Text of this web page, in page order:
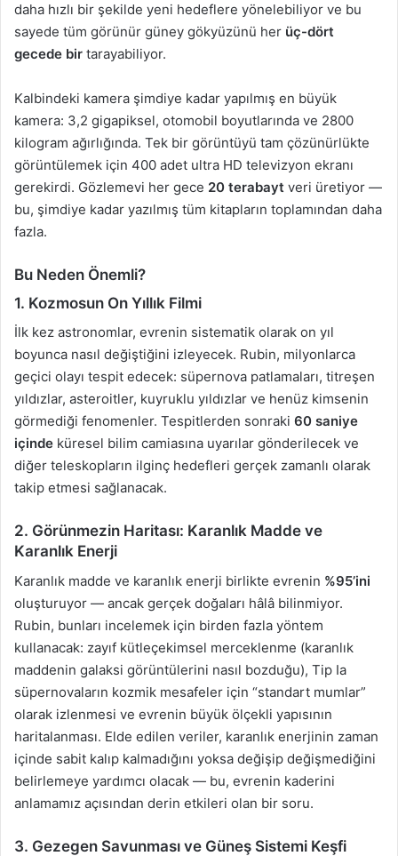
daha hızlı bir şekilde yeni hedeflere yönelebiliyor ve bu
sayede tüm görünür güney gökyüzünü her üç-dört
gecede bir tarayabiliyor.
Kalbindeki kamera şimdiye kadar yapılmış en büyük
kamera: 3,2 gigapiksel, otomobil boyutlarında ve 2800
kilogram ağırlığında. Tek bir görüntüyü tam çözünürlükte
görüntülemek için 400 adet ultra HD televizyon ekranı
gerekirdi. Gözlemevi her gece 20 terabayt veri üretiyor —
bu, şimdiye kadar yazılmış tüm kitapların toplamından daha
fazla.
Bu Neden Önemli?
1. Kozmosun On Yıllık Filmi
İlk kez astronomlar, evrenin sistematik olarak on yıl
boyunca nasıl değiştiğini izleyecek. Rubin, milyonlarca
geçici olayı tespit edecek: süpernova patlamaları, titreşen
yıldızlar, asteroitler, kuyruklu yıldızlar ve henüz kimsenin
görmediği fenomenler. Tespitlerden sonraki 60 saniye
içinde küresel bilim camiasına uyarılar gönderilecek ve
diğer teleskopların ilginç hedefleri gerçek zamanlı olarak
takip etmesi sağlanacak.
2. Görünmezin Haritası: Karanlık Madde ve
Karanlık Enerji
Karanlık madde ve karanlık enerji birlikte evrenin %95’ini
oluşturuyor — ancak gerçek doğaları hâlâ bilinmiyor.
Rubin, bunları incelemek için birden fazla yöntem
kullanacak: zayıf kütleçekimsel merceklenme (karanlık
maddenin galaksi görüntülerini nasıl bozduğu), Tip Ia
süpernovaların kozmik mesafeler için “standart mumlar”
olarak izlenmesi ve evrenin büyük ölçekli yapısının
haritalanması. Elde edilen veriler, karanlık enerjinin zaman
içinde sabit kalıp kalmadığını yoksa değişip değişmediğini
belirlemeye yardımcı olacak — bu, evrenin kaderini
anlamamız açısından derin etkileri olan bir soru.
3. Gezegen Savunması ve Güneş Sistemi Keşfi